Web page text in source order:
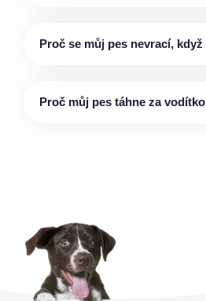
Proč se můj pes nevrací,
Proč můj pes táhne za